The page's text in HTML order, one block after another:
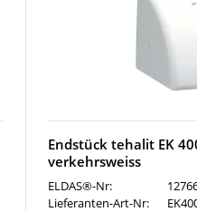
Endstück tehalit EK
verkehrsweiss
ELDAS®-Nr:
Lieferanten-Art-Nr: